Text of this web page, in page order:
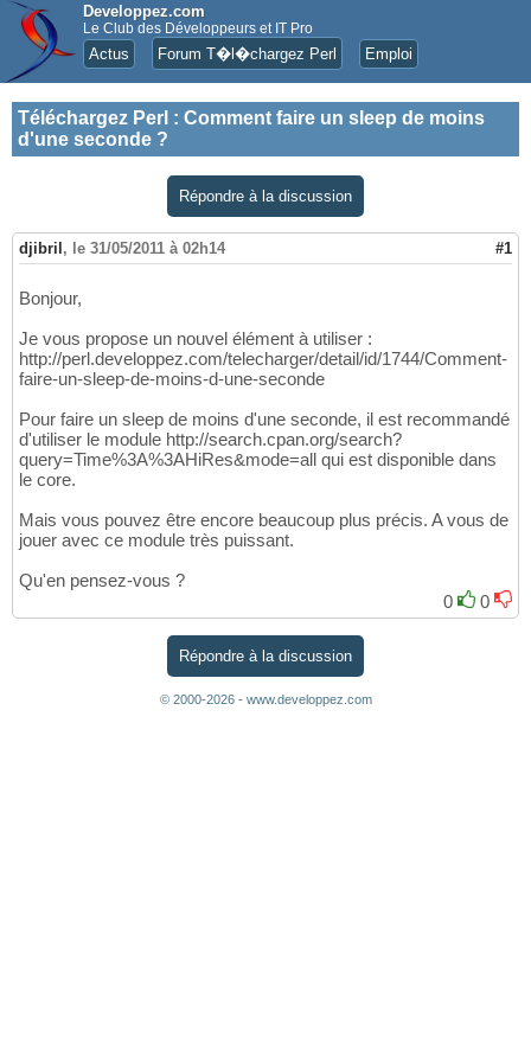
Developpez.com
Le Club des Développeurs et IT Pro
Actus Forum T�l�chargez Perl Emploi
Téléchargez Perl : Comment faire un sleep de moins
d'une seconde ?
Répondre à la discussion
djibril , le 31/05/2011 à 02h14 #1
Bonjour,
Je vous propose un nouvel élément à utiliser :
http://perl.developpez.com/telecharger/detail/id/1744/Comment-
faire-un-sleep-de-moins-d-une-seconde
Pour faire un sleep de moins d'une seconde, il est recommandé
d'utiliser le module http://search.cpan.org/search?
query=Time%3A%3AHiRes&mode=all qui est disponible dans
le core.
Mais vous pouvez être encore beaucoup plus précis. A vous de
jouer avec ce module très puissant.
Qu'en pensez-vous ?
0
0
Répondre à la discussion
© 2000-2026 - www.developpez.com